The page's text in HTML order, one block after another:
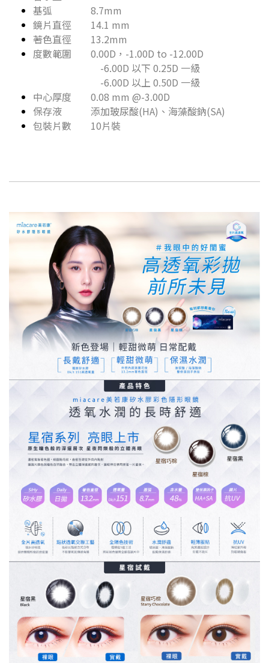
基弧 8.7mm
鏡片直徑 14.1 mm
著色直徑 13.2mm
度數範圍 0.00D，-1.00D to -12.00D
-6.00D 以下 0.25D 一級
-6.00D 以上 0.50D 一級
中心厚度 0.08 mm @-3.00D
保存液 添加玻尿酸(HA)、海藻酸鈉(SA)
包裝片數 10片裝